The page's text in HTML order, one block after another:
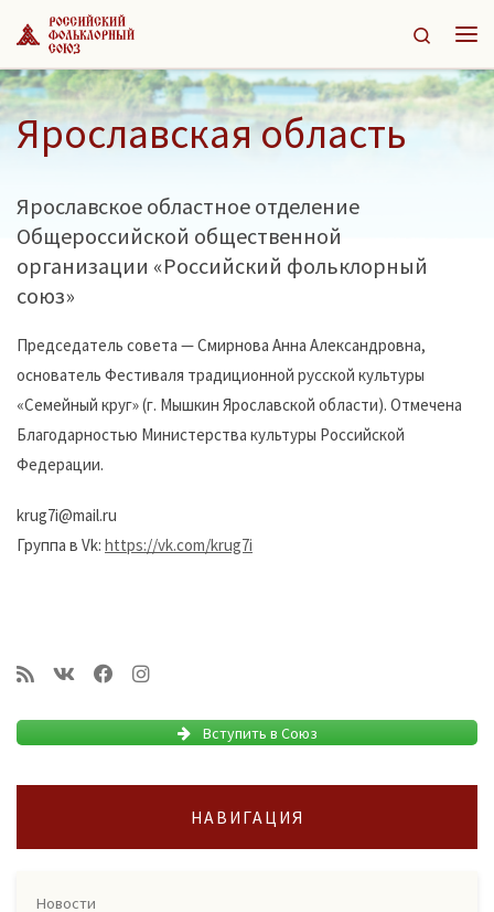
Перейти к содержимому
Search
Ярославская область
Ярославское областное отделение
Общероссийской общественной
организации «Российский фольклорный
союз»
Председатель совета — Смирнова Анна Александровна,
основатель Фестиваля традиционной русской культуры
«Семейный круг» (г. Мышкин Ярославской области). Отмечена
Благодарностью Министерства культуры Российской
Федерации.
krug7i@mail.ru
Группа в Vk: https://vk.com/krug7i
Вступить в Союз
НАВИГАЦИЯ
Новости